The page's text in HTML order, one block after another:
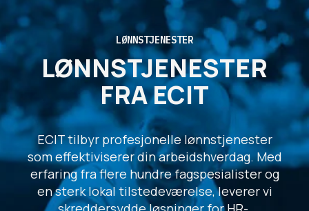
LØNNSTJENESTER
LØNNSTJENESTER
FRA ECIT
ECIT tilbyr profesjonelle lønnstjenester
som effektiviserer din arbeidshverdag. Med
erfaring fra flere hundre fagspesialister og
en sterk lokal tilstedeværelse, leverer vi